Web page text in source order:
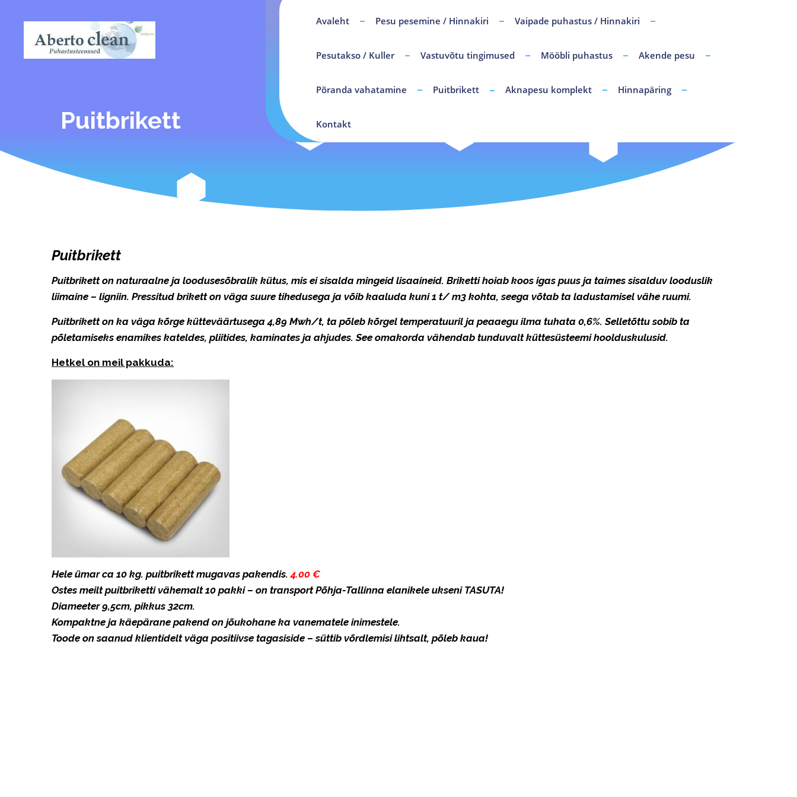
Avaleht Pesu pesemine / Hinnakiri Vaipade puhastus / Hinnakiri
Pesutakso / Kuller Vastuvõtu tingimused Mööbli puhastus Akende pesu
Põranda vahatamine Puitbrikett Aknapesu komplekt Hinnapäring
Kontakt
Puitbrikett
Puitbrikett
Puitbrikett on naturaalne ja loodusesõbralik kütus, mis ei sisalda mingeid lisaaineid. Briketti hoiab koos igas puus ja taimes sisalduv looduslik
liimaine – ligniin. Pressitud brikett on väga suure tihedusega ja võib kaaluda kuni 1 t/ m3 kohta, seega võtab ta ladustamisel vähe ruumi.
Puitbrikett on ka väga kõrge kütteväärtusega 4,89 Mwh/t, ta põleb kõrgel temperatuuril ja peaaegu ilma tuhata 0,6%. Selletõttu sobib ta
põletamiseks enamikes kateldes, pliitides, kaminates ja ahjudes. See omakorda vähendab tunduvalt küttesüsteemi hoolduskulusid.
Hetkel on meil pakkuda:
Hele ümar ca 10 kg. puitbrikett mugavas pakendis.4.00 €
Ostes meilt puitbriketti vähemalt 10 pakki – on transport Põhja-Tallinna elanikele ukseni TASUTA!
Diameeter 9,5cm, pikkus 32cm.
Kompaktne ja käepärane pakend on jõukohane ka vanematele inimestele.
Toode on saanud klientidelt väga positiivse tagasiside – süttib võrdlemisi lihtsalt, põleb kaua!